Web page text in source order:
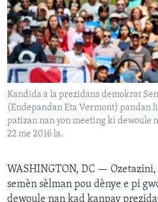
Languages
Kandida a la prezidans demokrat
(Endepandan Eta Vermont) pandan
patizan nan yon meeting ki dewoule
22 me 2016 la.
WASHINGTON, DC —
semèn sèlman pou dènye e pi
dewoule nan kad kanpay